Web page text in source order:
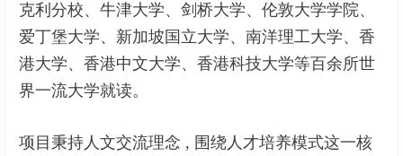
克利分校、牛津大学、剑桥大学、伦敦大学学院、
爱丁堡大学、新加坡国立大学、南洋理工大学、香
港大学、香港中文大学、香港科技大学等百余所世
界一流大学就读。
项目秉持人文交流理念 , 围绕人才培养模式这一核